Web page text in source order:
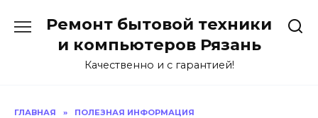
содержанию
Ремонт бытовой техники
и компьютеров Рязань
Качественно и с гарантией!
ГЛАВНАЯ » ПОЛЕЗНАЯ ИНФОРМАЦИЯ